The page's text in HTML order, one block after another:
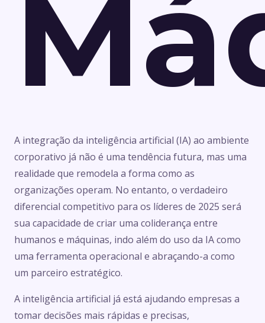
A integração da inteligência artificial (IA) ao ambiente
corporativo já não é uma tendência futura, mas uma
realidade que remodela a forma como as
organizações operam. No entanto, o verdadeiro
diferencial competitivo para os líderes de 2025 será
sua capacidade de criar uma coliderança entre
humanos e máquinas, indo além do uso da IA como
uma ferramenta operacional e abraçando-a como
um parceiro estratégico.
A inteligência artificial já está ajudando empresas a
tomar decisões mais rápidas e precisas,